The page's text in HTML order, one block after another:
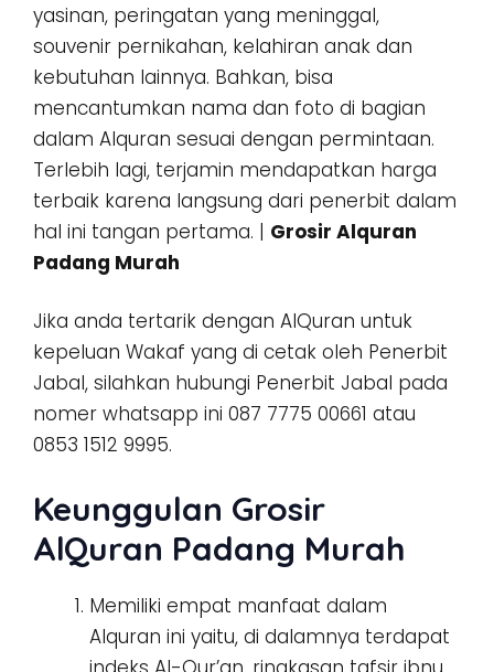
yasinan, peringatan yang meninggal,
souvenir pernikahan, kelahiran anak dan
kebutuhan lainnya. Bahkan, bisa
mencantumkan nama dan foto di bagian
dalam Alquran sesuai dengan permintaan.
Terlebih lagi, terjamin mendapatkan harga
terbaik karena langsung dari penerbit dalam
hal ini tangan pertama. | Grosir Alquran
Padang Murah
Jika anda tertarik dengan AlQuran untuk
kepeluan Wakaf yang di cetak oleh Penerbit
Jabal, silahkan hubungi Penerbit Jabal pada
nomer whatsapp ini 087 7775 00661 atau
0853 1512 9995.
Keunggulan Grosir
AlQuran Padang Murah
Memiliki empat manfaat dalam
Alquran ini yaitu, di dalamnya terdapat